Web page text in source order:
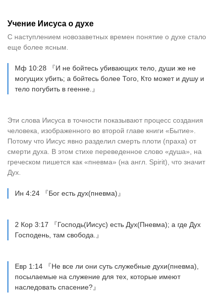
Учение Иисуса о духе
С наступлением новозаветных времен понятие о духе стало
еще более ясным.
Мф 10:28 『И не бойтесь убивающих тело, души же не
могущих убить; а бойтесь более Того, Кто может и душу и
тело погубить в геенне.』
Эти слова Иисуса в точности показывают процесс создания
человека, изображенного во второй главе книги «Бытие».
Потому что Иисус явно разделил смерть плоти (праха) от
смерти духа. В этом стихе переведенное слово «душа», на
греческом пишется как «пневма» (на англ. Spirit), что значит
Дух.
Ин 4:24 『Бог есть дух(пневма)』
2 Кор 3:17 『Господь(Иисус) есть Дух(Пневма); а где Дух
Господень, там свобода.』
Евр 1:14 『Не все ли они суть служебные духи(пневма),
посылаемые на служение для тех, которые имеют
наследовать спасение?』